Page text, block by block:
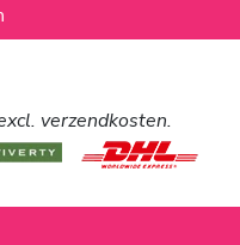
verzendkosten.